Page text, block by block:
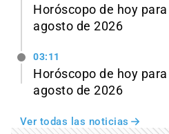
Horóscopo de hoy
agosto de 2026
03:11
Horóscopo de hoy
agosto de 2026
Ver todas las noticias